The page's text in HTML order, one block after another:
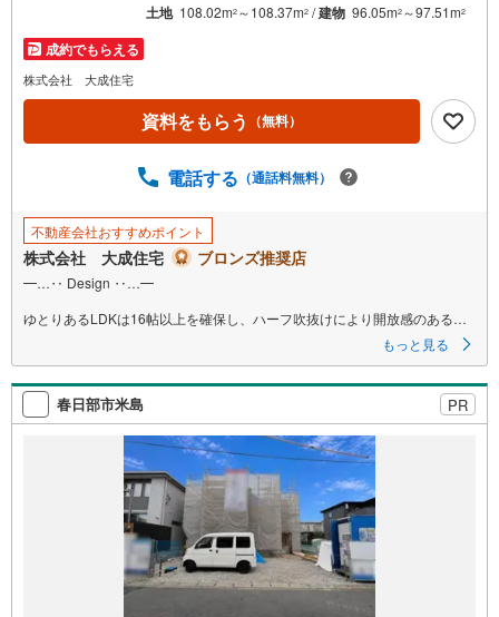
土地 108.02m2 ～108.37m2 /建物 96.05m2 ～97.51m2
成約でもらえる
株式会社 大成住宅
資料をもらう （無料）
電話する （通話料無料）
不動産会社おすすめポイント
株式会社 大成住宅 ブロンズ推奨店
━…‥ Design ‥…━
ゆとりあるLDKは16帖以上を確保し、ハーフ吹抜けにより開放感のある空
心地よい広がりを感じながら、落ち着いた時間を過ごせる住まいです。
また、照明や給湯器などをスマートフォンで操作できるIoT設備を取り入
れ、日々の暮らしをより快適に。
立体空間を活かした「COCOステップ」を設け、6号棟はワークスペース、
7号棟はムービーラウンジと、
それぞれのライフスタイルに寄り添った空間となっています。
━…‥ Space ‥…━
水廻りをまとめた動線設計により、毎日の家事がスムーズに行える間取
さらに、長期優良住宅認定に加え、耐震等級3・制震ダンパーを採用し、
もっと見る
春日部市米島 PR